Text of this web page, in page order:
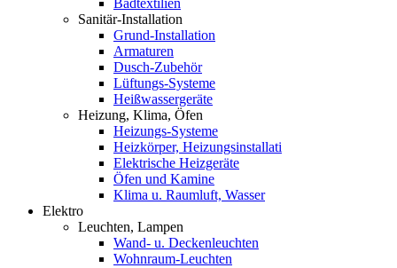
Badtextilien
Sanitär-Installation
Grund-Installation
Armaturen
Dusch-Zubehör
Lüftungs-Systeme
Heißwassergeräte
Heizung, Klima, Öfen
Heizungs-Systeme
Heizkörper, Heizungsinstallati
Elektrische Heizgeräte
Öfen und Kamine
Klima u. Raumluft, Wasser
Elektro
Leuchten, Lampen
Wand- u. Deckenleuchten
Wohnraum-Leuchten